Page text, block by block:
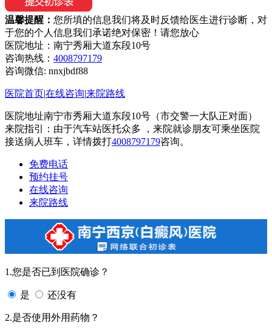
温馨提醒： 您所填的信息我们将及时反馈给医生进行诊断，对
于您的个人信息我们承诺绝对保密！请您放心
医院地址：南宁秀厢大道东段10号
咨询热线： 4008797179
咨询微信: nnxjbdf88
医院首页|在线咨询|来院路线
医院地址南宁市秀厢大道东段10号（市交警一大队正对面）
来院指引：由于汽车站医托众多 ，来院就诊朋友可乘坐医院
接送病人班车，详情拨打4008797179咨询。
免费电话
预约挂号
在线咨询
来院路线
1.您是否已到医院确诊？
是 还没有
2.是否使用外用药物？